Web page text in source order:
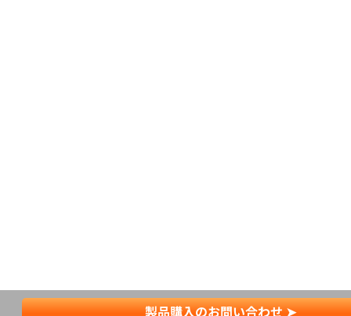
製品購入のお問い合わせ ➤